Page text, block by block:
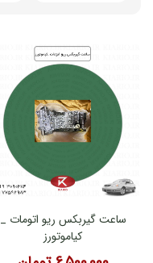
ساعت گیربکس ریو اتومات _
کیاموتورز